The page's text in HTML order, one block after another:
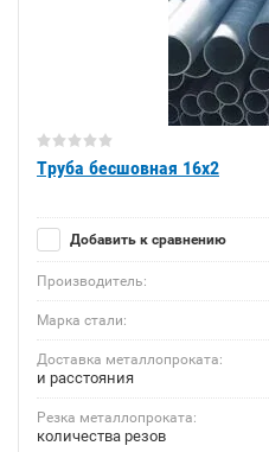
Труба бесшовная 16х2
Добавить к сравнению
Производитель:
Марка стали:
Доставка металлопроката:
и расстояния
Резка металлопроката:
количества резов